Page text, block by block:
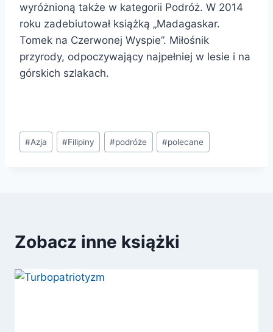
wyróżnioną także w kategorii Podróż. W 2014
roku zadebiutował książką „Madagaskar.
Tomek na Czerwonej Wyspie”. Miłośnik
przyrody, odpoczywający najpełniej w lesie i na
górskich szlakach.
Tagi
wpisu:
#Azja #Filipiny #podróże #polecane
Zobacz inne książki